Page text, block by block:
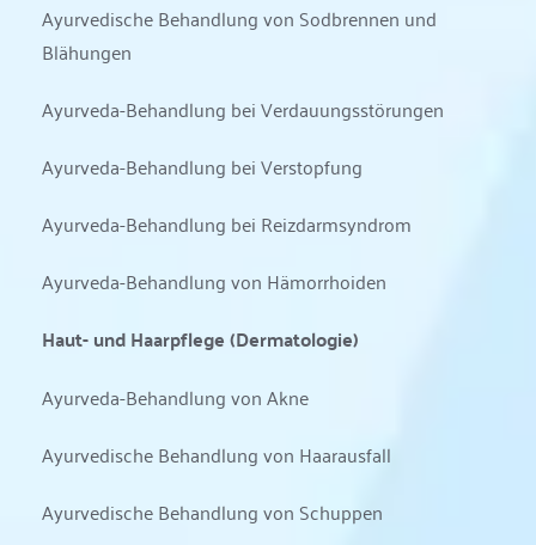
Ayurvedische Behandlung von Sodbrennen und
Blähungen
Ayurveda-Behandlung bei Verdauungsstörungen
Ayurveda-Behandlung bei Verstopfung
Ayurveda-Behandlung bei Reizdarmsyndrom
Ayurveda-Behandlung von Hämorrhoiden
Haut- und Haarpflege (Dermatologie)
Ayurveda-Behandlung von Akne
Ayurvedische Behandlung von Haarausfall
Ayurvedische Behandlung von Schuppen